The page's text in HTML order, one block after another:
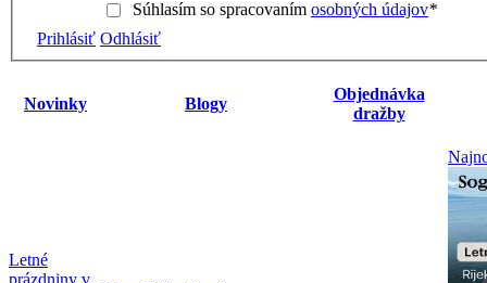
Súhlasím so spracovaním osobných údajov*
Prihlásiť Odhlásiť
Novinky Blogy
Objednávka
dražby
Letné
prázdniny v